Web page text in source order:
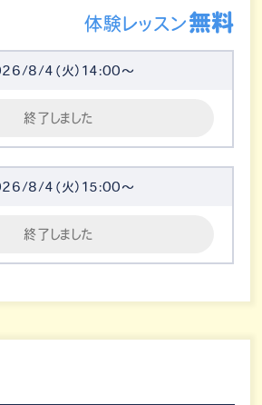
体験レッスン 無料
8/4（火）14:00～
終了しました
8/4（火）15:00～
終了しました